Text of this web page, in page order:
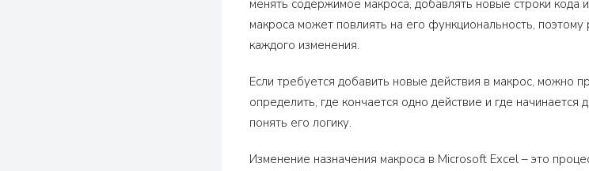
менять содержимое макроса, добавлять новые строки
макроса может повлиять на его функциональность,
каждого изменения.
Если требуется добавить новые действия в макрос, можно
определить, где кончается одно действие и где
понять его логику.
Изменение назначения макроса в Microsoft Excel – это